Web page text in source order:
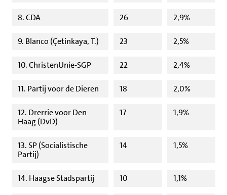
8. CDA 26 2,9%
9. Blanco (Çetinkaya, T.) 23 2,5%
10. ChristenUnie-SGP 22 2,4%
11. Partij voor de Dieren 18 2,0%
12. Drerrie voor Den
Haag (DvD)
17 1,9%
13. SP (Socialistische
Partij)
14 1,5%
14. Haagse Stadspartij 10 1,1%